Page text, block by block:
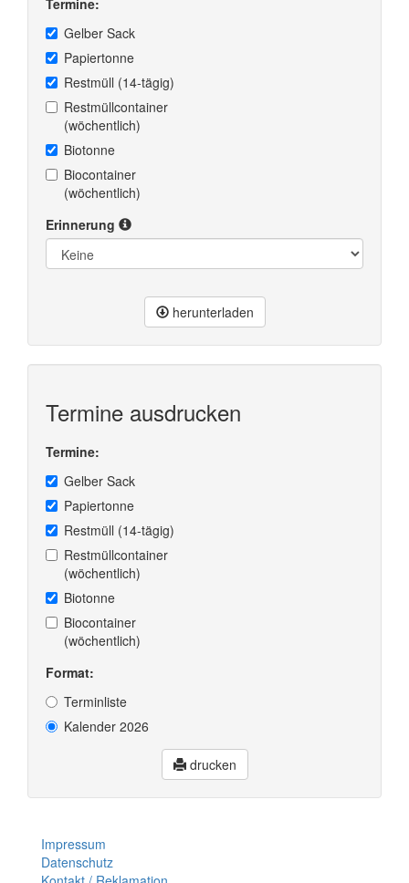
Termine:
Gelber Sack
Papiertonne
Restmüll (14-tägig)
Restmüllcontainer
(wöchentlich)
Biotonne
Biocontainer
(wöchentlich)
Erinnerung
herunterladen
Termine ausdrucken
Termine:
Gelber Sack
Papiertonne
Restmüll (14-tägig)
Restmüllcontainer
(wöchentlich)
Biotonne
Biocontainer
(wöchentlich)
Format:
Terminliste
Kalender 2026
drucken
Impressum
Datenschutz